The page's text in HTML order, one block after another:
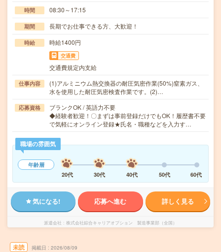
時間 08:30～17:15
期間 長期でお仕事できる方、大歓迎！
時給 時給1400円
交通費
交通費規定内支給
仕事内容
(1)アルミニウム熱交換器の耐圧気密作業(50%)窒素ガス、
水を使用した耐圧気密検査作業です。(2)…
応募資格
ブランクOK / 英語力不要
◆経験者歓迎！〇まずは事前登録だけでもOK！履歴書不要
で気軽にオンライン登録★氏名・職種などを入力す…
職場の雰囲気
年齢層
20代
30代 40代 50代 60代
気になる! 応募へ進む 詳しく見る
派遣会社 株式会社綜合キャリアオプション 製造事業部（全国）
未読 掲載日 2026/08/09